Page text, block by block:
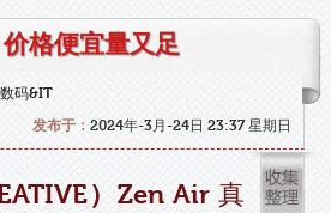
格便宜量又足
数码&IT
发布于： 2024年-3月-24日 23:37 星期日
）Zen Air真